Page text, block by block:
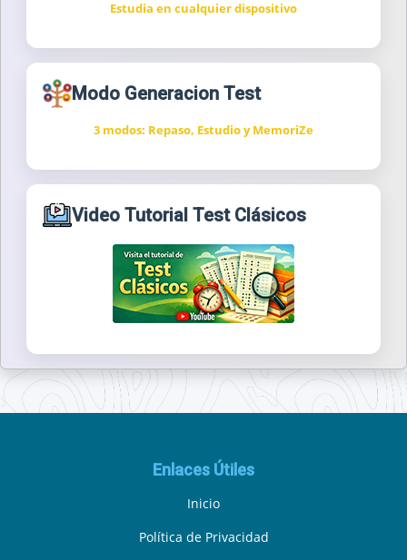
Estudia en cualquier dispositivo
Modo Generacion Test
3 modos: Repaso, Estudio y MemoriZe
Video Tutorial Test Clásicos
Enlaces Útiles
Inicio
Política de Privacidad